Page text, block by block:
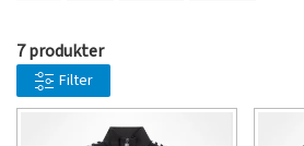
classic MEYBA cuts and current
create this iconic one off collection.
7 produkter
Filter